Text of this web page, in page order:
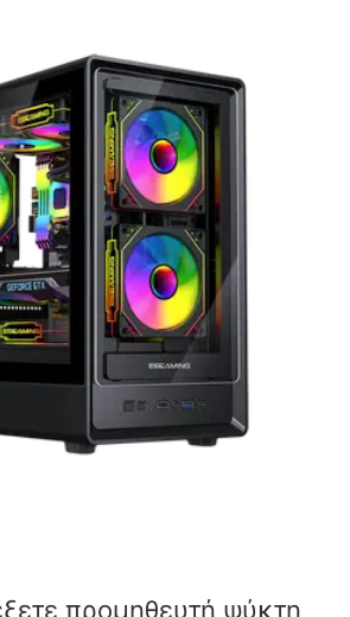
προμηθευτή ψύκτη